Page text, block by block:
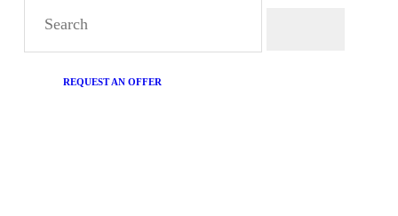
REQUEST AN OFFER
BLOG
CONTACT DETAILS